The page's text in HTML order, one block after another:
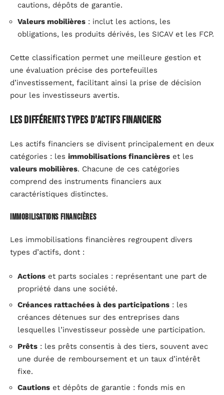
cautions, dépôts de garantie.
Valeurs mobilières : inclut les actions, les
obligations, les produits dérivés, les SICAV et les FCP.
Cette classification permet une meilleure gestion et
une évaluation précise des portefeuilles
d’investissement, facilitant ainsi la prise de décision
pour les investisseurs avertis.
Les différents types d’actifs financiers
Les actifs financiers se divisent principalement en deux
catégories : les immobilisations financières et les
valeurs mobilières. Chacune de ces catégories
comprend des instruments financiers aux
caractéristiques distinctes.
Immobilisations financières
Les immobilisations financières regroupent divers
types d’actifs, dont :
Actions et parts sociales : représentant une part de
propriété dans une société.
Créances rattachées à des participations : les
créances détenues sur des entreprises dans
lesquelles l’investisseur possède une participation.
Prêts : les prêts consentis à des tiers, souvent avec
une durée de remboursement et un taux d’intérêt
fixe.
Cautions et dépôts de garantie : fonds mis en